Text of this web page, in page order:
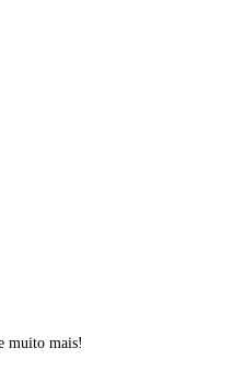
muito mais!